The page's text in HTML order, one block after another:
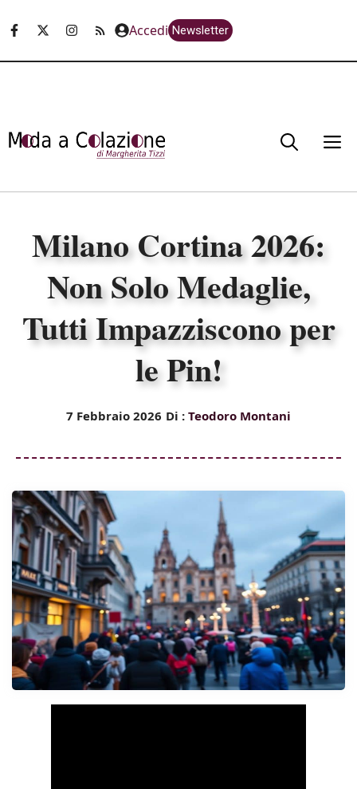
Accedi Newsletter
Milano Cortina 2026:
Non Solo Medaglie,
Tutti Impazziscono per
le Pin!
7 Febbraio 2026 Di : Teodoro Montani